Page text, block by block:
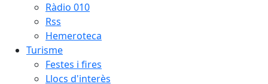
Ràdio 010
Rss
Hemeroteca
Turisme
Festes i fires
Llocs d'interès